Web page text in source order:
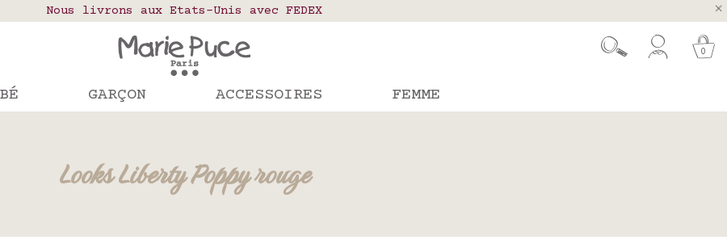
Notre site part en vacances !
passées après le 4 août seront expédiées le 26 août
Nous livrons aux Etats-Unis avec FEDEX
colis en France, Belgique, Luxembourg, Portugal et Espagne
0
GARÇON ACCESSOIRES FEMME
Looks Liberty Poppy rouge